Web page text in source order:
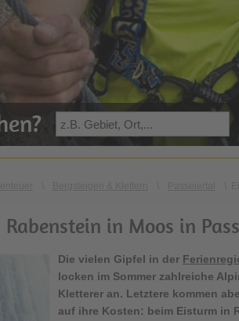
in Moos in
Die vielen Gipfel in der
locken im Sommer zahlreiche
Kletterer an. Letztere kommen
auf ihre Kosten: beim Eisturm in